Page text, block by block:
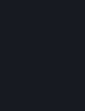
wszelkich
przypadku
Cyklicznymi,
powiadomienie
rachunku karty
płatniczego.
niezwłoczne
anulowaniu
rachunku